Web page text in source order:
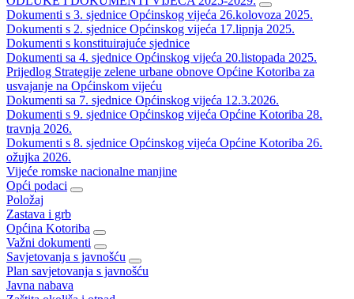
Dokumenti s 3. sjednice Općinskog vijeća 26.kolovoza 2025.
Dokumenti s 2. sjednice Općinskog vijeća 17.lipnja 2025.
Dokumenti s konstituirajuće sjednice
Dokumenti sa 4. sjednice Općinskog vijeća 20.listopada 2025.
Prijedlog Strategije zelene urbane obnove Općine Kotoriba za
usvajanje na Općinskom vijeću
Dokumenti sa 7. sjednice Općinskog vijeća 12.3.2026.
Dokumenti s 9. sjednice Općinskog vijeća Općine Kotoriba 28.
travnja 2026.
Dokumenti s 8. sjednice Općinskog vijeća Općine Kotoriba 26.
ožujka 2026.
Vijeće romske nacionalne manjine
Opći podaci
Položaj
Zastava i grb
Općina Kotoriba
Važni dokumenti
Savjetovanja s javnošću
Plan savjetovanja s javnošću
Javna nabava